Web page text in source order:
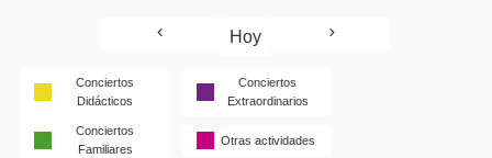
Hoy
Conciertos
Didácticos
Conciertos
Extraordinarios
Conciertos
Familiares
Otras actividades